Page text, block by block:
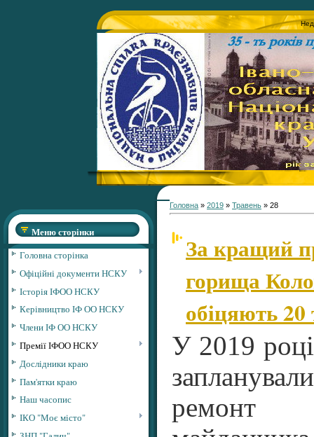
Меню сторінки
Головна сторінка
Офіційні документи НСКУ
Історія ІФОО НСКУ
Керівництво ІФ ОО НСКУ
Члени ІФ ОО НСКУ
Премії ІФОО НСКУ
Дослідники краю
Пам'ятки краю
Наш часопис
ІКО "Моє місто"
Головна » 2019 » Травень » 28
За кращий
горища
обіцяють
У 2019
ремонт